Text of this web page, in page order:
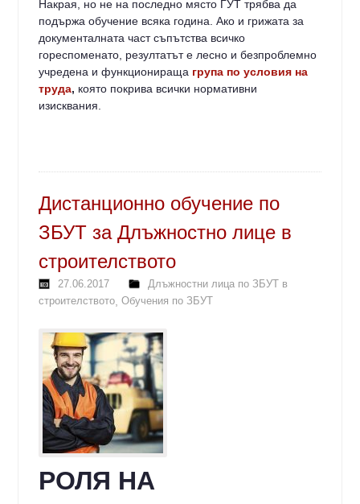
Накрая, но не на последно място ГУТ трябва да
подържа обучение всяка година. Ако и грижата за
документалната част съпътства всичко
гореспоменато, резултатът е лесно и безпроблемно
учредена и функционираща група по условия на
труда, която покрива всички нормативни
изисквания.
Дистанционно обучение по
ЗБУТ за Длъжностно лице в
строителството
27.06.2017
Длъжностни лица по ЗБУТ в
строителството ,Обучения по ЗБУТ
РОЛЯ НА